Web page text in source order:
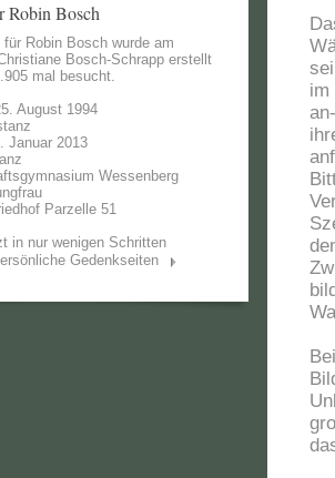
im
Robin Bosch
für Robin Bosch wurde am
Bosch-Schrapp erstellt
mal besucht.
August 1994
Januar 2013
Wessenberg
Parzelle 51
in nur wenigen Schritten
Gedenkseiten